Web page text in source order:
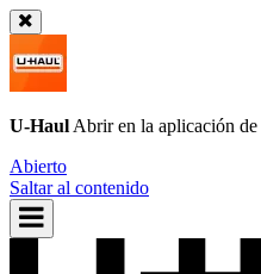
U-Haul Abrir en la aplicación de
Abierto
Saltar al contenido